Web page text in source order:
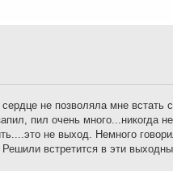
не позволяла мне встать
пил очень много...никогда
не выход. Немного
встретится в эти